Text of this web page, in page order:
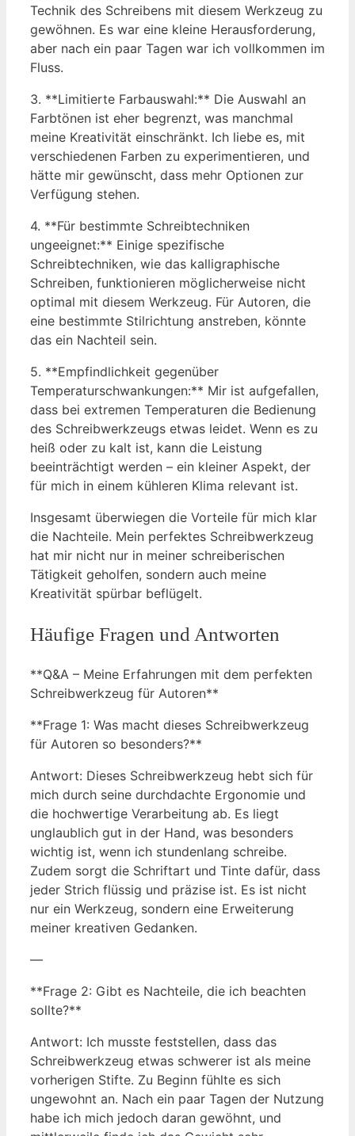
Technik des Schreibens mit diesem Werkzeug zu
gewöhnen. Es war eine kleine Herausforderung,
aber nach ein paar Tagen war ich vollkommen im
Fluss.
3. **Limitierte Farbauswahl:** Die Auswahl an
Farbtönen ist eher begrenzt, was manchmal
meine Kreativität einschränkt. Ich liebe es, mit
verschiedenen Farben zu experimentieren, und
hätte mir gewünscht, dass mehr Optionen zur
Verfügung stehen.
4. **Für bestimmte Schreibtechniken
ungeeignet:** Einige spezifische
Schreibtechniken, wie das kalligraphische
Schreiben, funktionieren möglicherweise nicht
optimal mit diesem Werkzeug. Für Autoren, die
eine bestimmte Stilrichtung anstreben, könnte
das ein Nachteil sein.
5. **Empfindlichkeit gegenüber
Temperaturschwankungen:** Mir ist aufgefallen,
dass bei extremen Temperaturen die Bedienung
des Schreibwerkzeugs etwas leidet. Wenn es zu
heiß oder zu kalt ist, kann die Leistung
beeinträchtigt werden – ein kleiner Aspekt, der
für mich in einem kühleren Klima relevant ist.
Insgesamt überwiegen die Vorteile für mich klar
die Nachteile. Mein perfektes Schreibwerkzeug
hat mir nicht nur in meiner schreiberischen
Tätigkeit geholfen, sondern auch meine
Kreativität spürbar beflügelt.
Häufige Fragen und Antworten
**Q&A – Meine Erfahrungen mit dem perfekten
Schreibwerkzeug für Autoren**
**Frage 1: Was macht dieses Schreibwerkzeug
für Autoren so besonders?**
Antwort: Dieses Schreibwerkzeug hebt sich für
mich durch seine durchdachte Ergonomie und
die hochwertige Verarbeitung ab. Es liegt
unglaublich gut in der Hand, was besonders
wichtig ist, wenn ich stundenlang schreibe.
Zudem sorgt die Schriftart und Tinte dafür, dass
jeder Strich flüssig und präzise ist. Es ist nicht
nur ein Werkzeug, sondern eine Erweiterung
meiner kreativen Gedanken.
—
**Frage 2: Gibt es Nachteile, die ich beachten
sollte?**
Antwort: Ich musste feststellen, dass das
Schreibwerkzeug etwas schwerer ist als meine
vorherigen Stifte. Zu Beginn fühlte es sich
ungewohnt an. Nach ein paar Tagen der Nutzung
habe ich mich jedoch daran gewöhnt, und